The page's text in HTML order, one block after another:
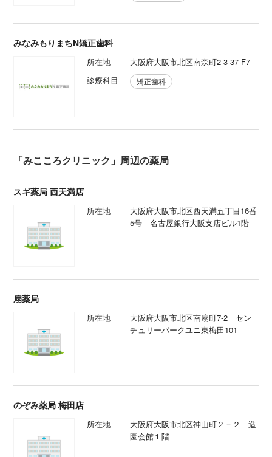
みなみもりまちN矯正歯科
所在地
大阪府大阪市北区南森町2-3-37 F7
診療科目
矯正歯科
「みこころクリニック」周辺の薬局
スギ薬局 西天満店
所在地
大阪府大阪市北区西天満五丁目16番
5号 名古屋銀行大阪支店ビル1階
扇薬局
所在地
大阪府大阪市北区南扇町7-2 セン
チュリーパークユニ東梅田101
のぞみ薬局 梅田店
所在地
大阪府大阪市北区神山町２－２ 造
園会館１階